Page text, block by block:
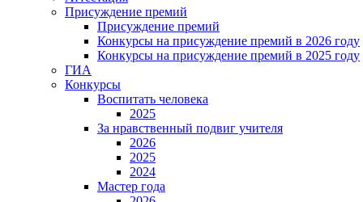
Присуждение премий
Присуждение премий
Конкурсы на присуждение премий в 2026 году
Конкурсы на присуждение премий в 2025 году
ГИА
Конкурсы
Воспитать человека
2025
За нравственный подвиг учителя
2026
2025
2024
Мастер года